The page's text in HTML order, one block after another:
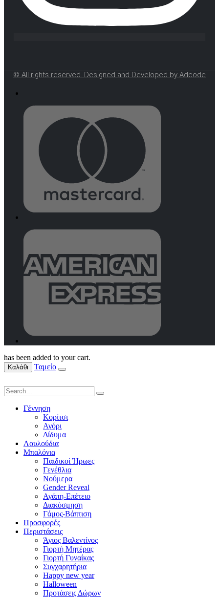
© All rights reserved. Designed and Developed by Adcode
has been added to your cart.
Καλάθι Ταμείο
Γέννηση
Κορίτσι
Αγόρι
Δίδυμα
Λουλούδια
Μπαλόνια
Παιδικοί Ήρωες
Γενέθλια
Νούμερα
Gender Reveal
Αγάπη-Επέτειο
Διακόσμηση
Γάμος-Βάπτιση
Προσφορές
Περιστάσεις
Άγιος Βαλεντίνος
Γιορτή Μητέρας
Γιορτή Γυναίκας
Συγχαρητήρια
Happy new year
Halloween
Προτάσεις Δώρων